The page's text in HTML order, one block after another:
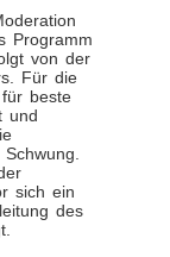
Programm
von der
Für die
beste
und
sich ein
des